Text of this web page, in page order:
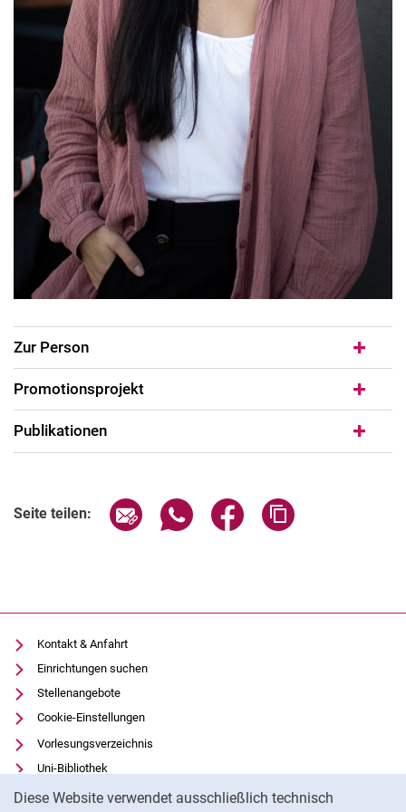
Diese Website verwendet ausschließlich technisch
Zur Person
Promotionsprojekt
Publikationen
Seite teilen: Seite über E-Mail teilen
Seite über WhatsApp teilen
Seite über Facebook
Kontakt & Anfahrt
Einrichtungen suchen
Stellenangebote
Cookie-Einstellungen
Vorlesungsverzeichnis
Uni-Bibliothek
Moodle